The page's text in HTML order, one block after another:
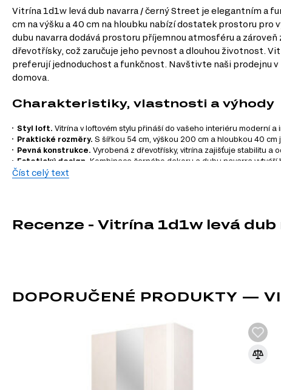
Vitrína 1d1w levá dub navarra / černý Street je elegantním a
cm na výšku a 40 cm na hloubku nabízí dostatek prostoru
dubu navarra dodává prostoru příjemnou atmosféru a
dřevotřísky, což zaručuje jeho pevnost a dlouhou životnost.
preferují jednoduchost a funkčnost. Navštivte naši prodejnu
domova.
Charakteristiky, vlastnosti a výhody
Styl loft. Vitrína v loftovém stylu přináší do vašeho interiéru moderní
Praktické rozměry. S šířkou 54 cm, výškou 200 cm a hloubkou 40
Pevná konstrukce. Vyrobená z dřevotřísky, vitrína zajišťuje stabilitu a
Estetický design. Kombinace černého dekoru a dubu navarra vytváří
Snadná údržba.
Vitrína 1d1w levá dub navarra / černý Street je součástí
Nástěnné police a skříňky
Číst celý text
Recenze - Vitrína 1d1w levá
DOPORUČENÉ PRODUKTY —